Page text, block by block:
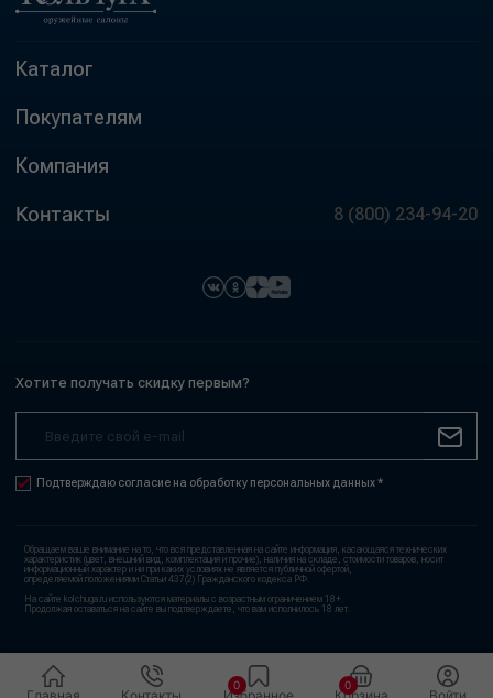
Каталог
Покупателям
Компания
Контакты 8 (800) 234-94-20
Хотите получать скидку первым?
Подтверждаю согласие на обработку персональных данных *
Обращаем ваше внимание на то, что вся представленная на сайте информация, касающаяся технических
характеристик (цвет, внешний вид, комплектация и прочие), наличия на складе, стоимости товаров, носит
информационный характер и ни при каких условиях не является публичной офертой,
определяемой положениями Статьи 437(2) Гражданского кодекса РФ.
На сайте kolchuga.ru используются материалы с возрастным ограничением 18+.
Продолжая оставаться на сайте вы подтверждаете, что вам исполнилось 18 лет.
0 0